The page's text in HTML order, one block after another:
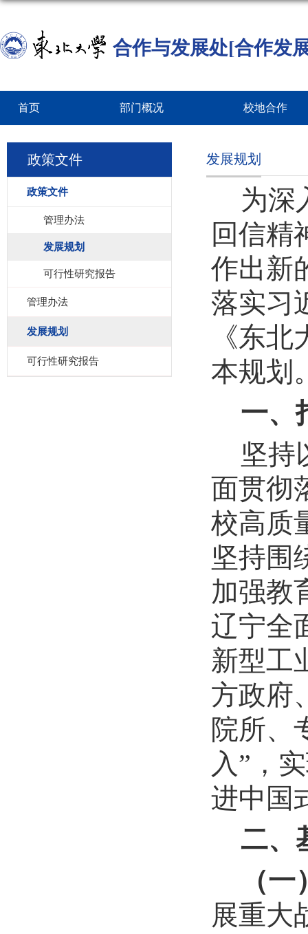
合作与发展处[合作发
首页 部门概况 校地合作
政策文件
政策文件
管理办法
发展规划
可行性研究报告
管理办法
发展规划
可行性研究报告
发展规划
为深
回信精
作出新
落实习
《东北
本规划
一、
坚持
面贯彻
校高质
坚持围
加强教
辽宁全
新型工
方政府
院所、
入”，
进中国
二、
（
展重大